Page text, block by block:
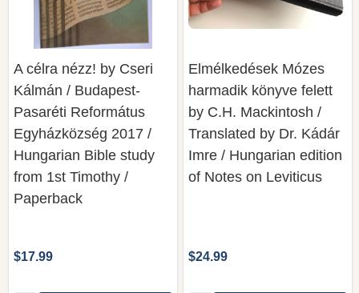
A célra nézz! by Cseri
Kálmán / Budapest-
Pasaréti Református
Egyházközség 2017 /
Hungarian Bible study
from 1st Timothy /
Paperback
$17.99
Elmélkedések Mózes
harmadik könyve felett
by C.H. Mackintosh /
Translated by Dr. Kádár
Imre / Hungarian edition
of Notes on Leviticus
$24.99